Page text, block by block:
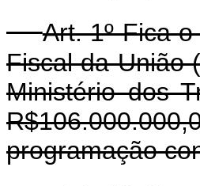
Art. 1º Fica
Fiscal da União
Ministério dos
programação